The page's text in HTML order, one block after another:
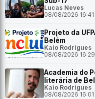
Lucas Neves
08/08/2026 16:41
Projeto da
Belém
Kaio Rodrigues
08/08/2026
Academia do
literária de
Kaio Rodrigues
08/08/2026 16:01